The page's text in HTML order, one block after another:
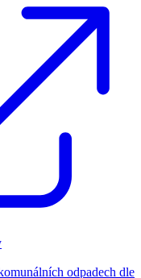
odpadech dle